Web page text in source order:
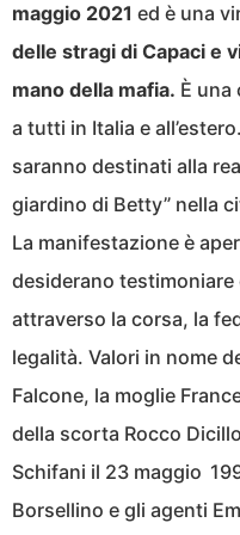
maggio 2021 ed è una
delle stragi di Capaci e
mano della mafia. È una
a tutti in Italia e
saranno destinati alla
giardino di Betty” nella
La manifestazione è
desiderano testimoniare
attraverso la corsa, la
legalità. Valori in nome
Falcone, la moglie
della scorta Rocco
Schifani il 23 maggio
Borsellino e gli agenti